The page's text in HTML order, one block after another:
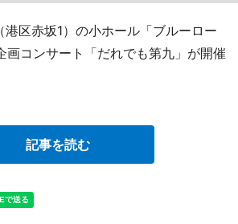
区赤坂1）の小ホール「ブルーロー
画コンサート「だれでも第九」が開催
記事を読む